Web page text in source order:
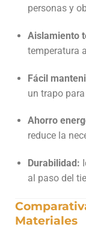
personas y
Aislamiento
temperatura
Fácil
un trapo
Ahorro
reduce la
Durabilidad:
al paso del
Materiales